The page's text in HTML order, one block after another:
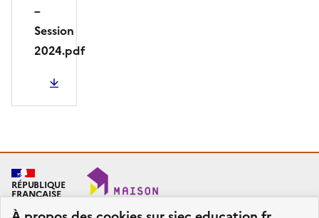
–
Session
2024.pdf
PDF - 509.28 Ko
RÉPUBLIQUE
FRANÇAISE